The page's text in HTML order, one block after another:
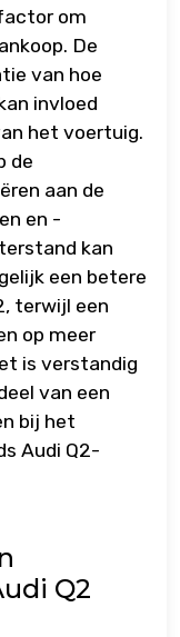
om
De
van hoe
invloed
het voertuig.
de
aan de
en -
kan
een betere
terwijl een
op meer
is verstandig
van een
bij het
Audi Q2-
Q2